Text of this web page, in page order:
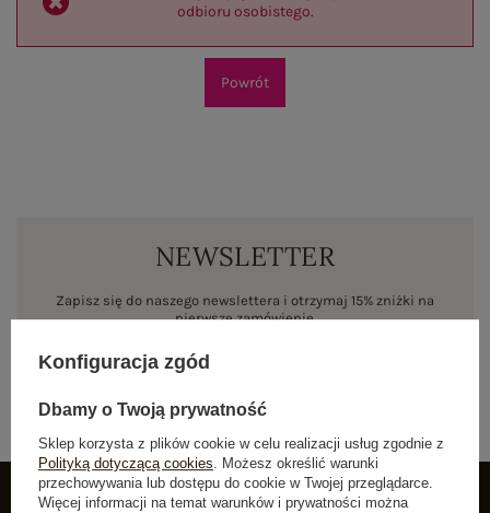
odbioru osobistego.
Powrót
NEWSLETTER
Zapisz się do naszego newslettera i otrzymaj 15% zniżki na
pierwsze zamówienie
Konfiguracja zgód
Dbamy o Twoją prywatność
Sklep korzysta z plików cookie w celu realizacji usług zgodnie z
Polityką dotyczącą cookies. Możesz określić warunki
przechowywania lub dostępu do cookie w Twojej przeglądarce.
Więcej informacji na temat warunków i prywatności można